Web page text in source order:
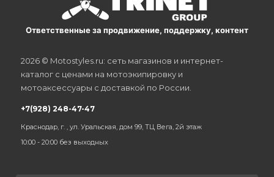
Ответственные за продвижение, поддержку, контент
2026 © Motostyles.ru: сеть магазинов и интернет-
каталог с ценами на мотоэкипировку и
мотоаксессуары с доставкой по России.
+7(928) 248-47-47
Краснодар, г. , ул. Уральская, дом 99, ТЦ Вега, 2й этаж
10:00 - 20:00 без выходных